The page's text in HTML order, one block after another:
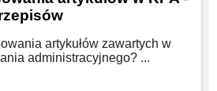
artykułów zawartych w
administracyjnego? ...